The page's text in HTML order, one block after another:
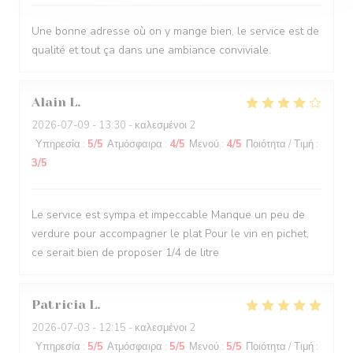
Une bonne adresse où on y mange bien, le service est de
qualité et tout ça dans une ambiance conviviale.
Alain L
2026-07-09 - 13:30 - καλεσμένοι 2
Υπηρεσία : 5/5 Ατμόσφαιρα : 4/5 Μενού : 4/5 Ποιότητα / Τιμή :
3/5
Le service est sympa et impeccable Manque un peu de
verdure pour accompagner le plat Pour le vin en pichet,
ce serait bien de proposer 1/4 de litre
Patricia L
2026-07-03 - 12:15 - καλεσμένοι 2
Υπηρεσία : 5/5 Ατμόσφαιρα : 5/5 Μενού : 5/5 Ποιότητα / Τιμή :